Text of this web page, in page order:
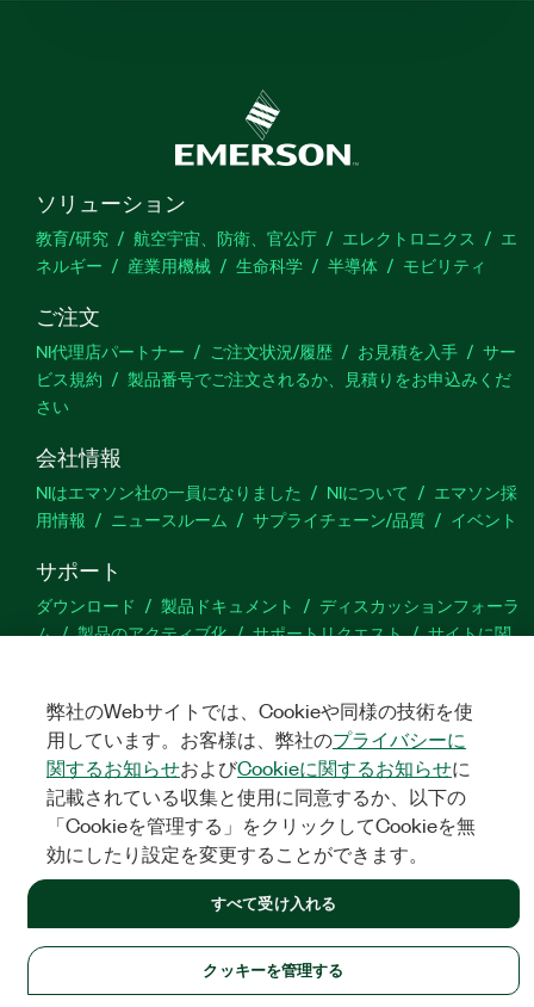
ソリューション
教育/研究 航空宇宙、防衛、官公庁 エレクトロニクス
エ
ネルギー
産業用機械 生命科学 半導体 モビリティ
ご注文
NI代理店パートナー ご注文状況/履歴 お見積を入手
サー
ビス規約
製品番号でご注文されるか、見積りをお申込みくだ
さい
会社情報
NIはエマソン社の一員になりました NIについて
エマソン採
用情報
ニュースルーム サプライチェーン/品質 イベント
サポート
ダウンロード 製品ドキュメント
ディスカッションフォーラ
ム
製品のアクティブ化 サポートリクエスト
サイトに関
TwitterYouTube
法令関連情報|IMPRINT|プライバシー|クッキーを管理する
NATIONAL INSTRUMENTS CORP. ALL RIGHTS RESERVED.
弊社のWebサイトでは、Cookieや同様の技術を使
用しています。お客様は、弊社のプライバシーに
関するお知らせおよびCookieに関するお知らせに
記載されている収集と使用に同意するか、以下の
「Cookieを管理する」をクリックしてCookieを無
効にしたり設定を変更することができます。
クッキーを管理する
すべて受け入れる